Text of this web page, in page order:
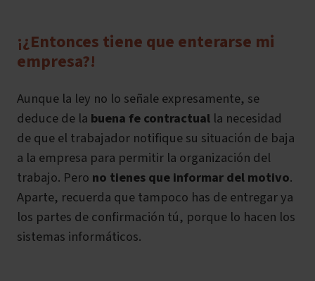
¡¿Entonces tiene que enterarse mi
empresa?!
Aunque la ley no lo señale expresamente, se
deduce de la buena fe contractual la necesidad
de que el trabajador notifique su situación de baja
a la empresa para permitir la organización del
trabajo. Pero no tienes que informar del motivo.
Aparte, recuerda que tampoco has de entregar ya
los partes de confirmación tú, porque lo hacen los
sistemas informáticos.